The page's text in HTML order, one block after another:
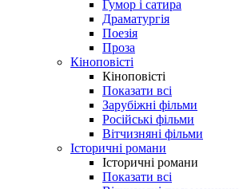
Гумор і сатира
Драматургія
Поезія
Проза
Кіноповісті
Кіноповісті
Показати всі
Зарубіжні фільми
Російські фільми
Вітчизняні фільми
Історичні романи
Історичні романи
Показати всі